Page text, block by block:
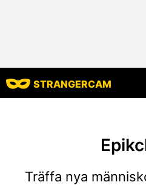
STRANGERCAM
Träffa nya